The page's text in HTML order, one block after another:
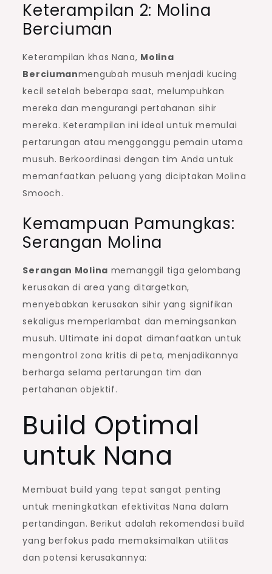
Keterampilan 2: Molina
Berciuman
Keterampilan khas Nana, Molina
Berciumanmengubah musuh menjadi kucing
kecil setelah beberapa saat, melumpuhkan
mereka dan mengurangi pertahanan sihir
mereka. Keterampilan ini ideal untuk memulai
pertarungan atau mengganggu pemain utama
musuh. Berkoordinasi dengan tim Anda untuk
memanfaatkan peluang yang diciptakan Molina
Smooch.
Kemampuan Pamungkas:
Serangan Molina
Serangan Molina memanggil tiga gelombang
kerusakan di area yang ditargetkan,
menyebabkan kerusakan sihir yang signifikan
sekaligus memperlambat dan memingsankan
musuh. Ultimate ini dapat dimanfaatkan untuk
mengontrol zona kritis di peta, menjadikannya
berharga selama pertarungan tim dan
pertahanan objektif.
Build Optimal
untuk Nana
Membuat build yang tepat sangat penting
untuk meningkatkan efektivitas Nana dalam
pertandingan. Berikut adalah rekomendasi build
yang berfokus pada memaksimalkan utilitas
dan potensi kerusakannya: